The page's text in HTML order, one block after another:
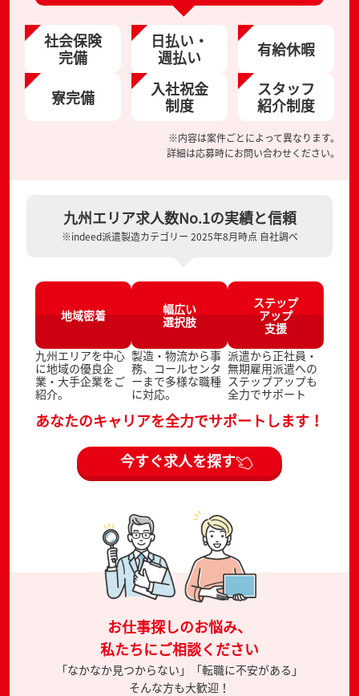
社会保険
完備
日払い・
週払い 有給休暇
寮完備 入社祝金
制度
スタッフ
紹介制度
※内容は案件ごとによって異なります。
詳細は応募時にお問い合わせください。
九州エリア求人数No.1の実績と信頼
※indeed派遣製造カテゴリー 2025年8月時点 自社調べ
地域密着
九州エリアを中心
に地域の優良企
業・大手企業をご
紹介。
幅広い
選択肢
製造・物流から事
務、コールセンタ
ーまで多様な職種
に対応。
ステップ
アップ
支援
派遣から正社員・
無期雇用派遣への
ステップアップも
全力でサポート
あなたのキャリアを全力でサポートします！
今すぐ求人を探す
お仕事探しのお悩み、
私たちにご相談ください
「なかなか見つからない」「転職に不安がある」
そんな方も大歓迎！